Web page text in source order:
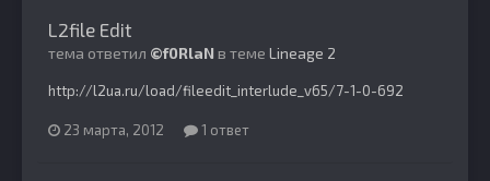
L2file Edit
тема ответил ©f0RlaN в теме Lineage 2
http://l2ua.ru/load/fileedit_interlude_v65/7-1-0-692
23 марта, 2012 1 ответ